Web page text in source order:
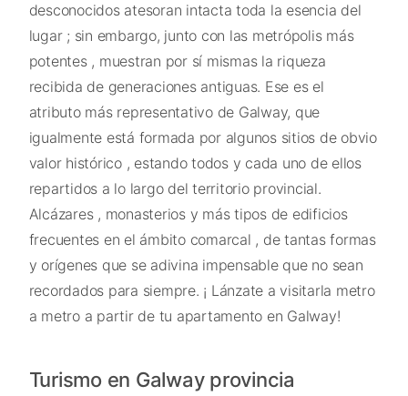
desconocidos atesoran intacta toda la esencia del
lugar ; sin embargo, junto con las metrópolis más
potentes , muestran por sí mismas la riqueza
recibida de generaciones antiguas. Ese es el
atributo más representativo de Galway, que
igualmente está formada por algunos sitios de obvio
valor histórico , estando todos y cada uno de ellos
repartidos a lo largo del territorio provincial.
Alcázares , monasterios y más tipos de edificios
frecuentes en el ámbito comarcal , de tantas formas
y orígenes que se adivina impensable que no sean
recordados para siempre. ¡ Lánzate a visitarla metro
a metro a partir de tu apartamento en Galway!
Turismo en Galway provincia